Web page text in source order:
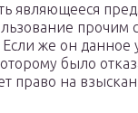
являющееся
прочим
Если же он данное
было
право на